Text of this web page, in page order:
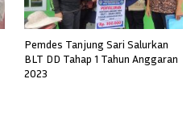
Pemdes Tanjung Sari Salurkan
BLT DD Tahap 1 Tahun Anggaran
2023